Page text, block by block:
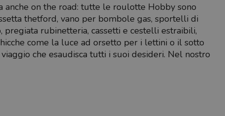
anche on the road: tutte le roulotte Hobby sono
thetford, vano per bombole gas, sportelli di
rubinetteria, cassetti e cestelli estraibili,
come la luce ad orsetto per i lettini o il sotto
che esaudisca tutti i suoi desideri. Nel nostro